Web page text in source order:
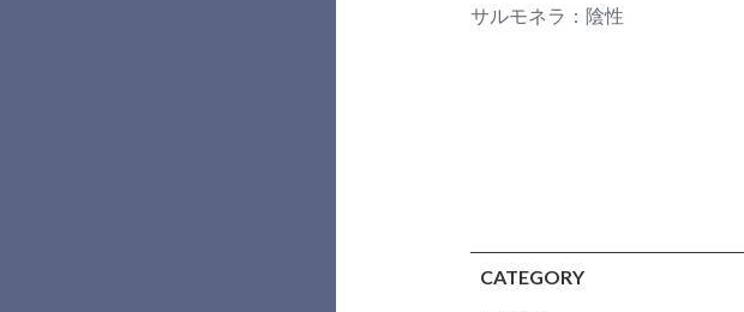
サルモネラ：陰性
CATEGORY